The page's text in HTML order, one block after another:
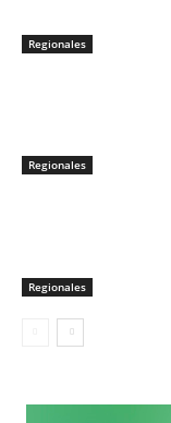
Regionales
Regionales
Regionales